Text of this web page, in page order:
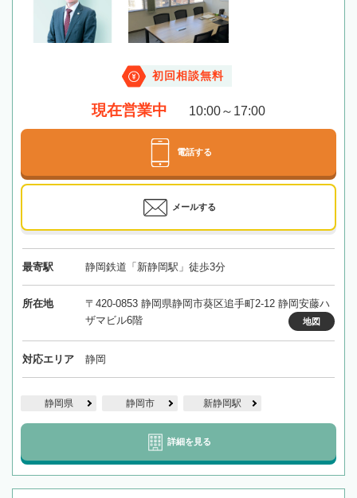
初回相談無料
現在営業中 10:00～17:00
電話する
メールする
最寄駅 静岡鉄道「新静岡駅」徒歩3分
所在地
〒420-0853 静岡県静岡市葵区追手町2-12 静岡安藤ハ
ザマビル6階
地図
対応エリア 静岡
静岡県 静岡市 新静岡駅
詳細を見る